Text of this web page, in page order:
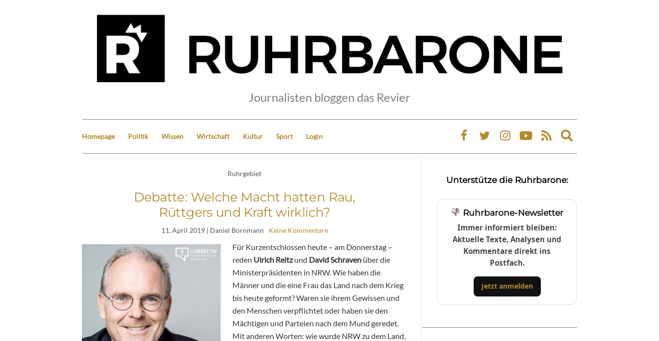
Journalisten bloggen das Revier
Homepage Politik Wissen Wirtschaft Kultur Sport Login
Expand
search
Ruhrgebiet
Debatte: Welche Macht hatten Rau,
Rüttgers und Kraft wirklich?
11. April 2019| Daniel Bornmann Keine Kommentare
Für Kurzentschlossen heute – am Donnerstag –
reden Ulrich Reitzund David Schraven über die
Ministerpräsidenten in NRW. Wie haben die
Männer und die eine Frau das Land nach dem Krieg
bis heute geformt? Waren sie ihrem Gewissen und
den Menschen verpflichtet oder haben sie den
Mächtigen und Parteien nach dem Mund geredet.
Mit anderen Worten: wie wurde NRW zu dem Land,
Unterstütze die Ruhrbarone:
Ruhrbarone-Newsletter
Immer informiert bleiben:
Aktuelle Texte, Analysen und
Kommentare direkt ins
Postfach.
Jetzt anmelden